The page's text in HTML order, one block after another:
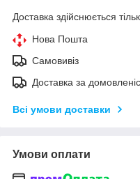
Доставка здійснюється
Нова Пошта
Самовивіз
Доставка за
Всі умови доставки
Умови оплати